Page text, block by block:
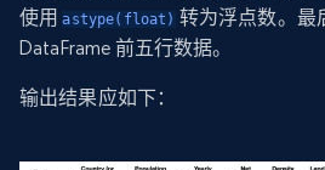
使用astype(float) 转为浮点数。最
DataFrame 前五行数据。
输出结果应如下：